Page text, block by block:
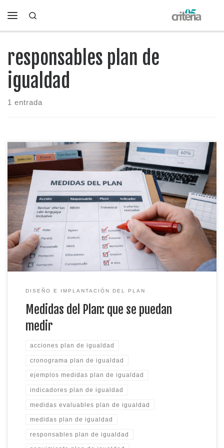
Saltar al contenido
responsables plan de
igualdad
1 entrada
El Plan de Igualdad se gana o se pierde en las medidas: si son
genéricas, se quedan en papel; si son concretas y medibles,
se convierten en avances reales. Aquí tienes una fórmula
simple para redactarlas, ejemplos por áreas y un “mini-
formato” que te sirve para implantar y hacer seguimiento sin
burocracia.
DISEÑO E IMPLANTACIÓN DEL PLAN
Medidas del Plan: que se puedan
medir
acciones plan de igualdad
cronograma plan de igualdad
ejemplos medidas plan de igualdad
indicadores plan de igualdad
medidas evaluables plan de igualdad
medidas plan de igualdad
responsables plan de igualdad